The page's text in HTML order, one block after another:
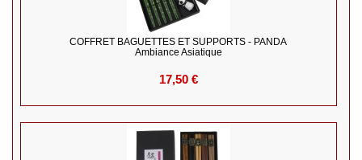
COFFRET BAGUETTES ET SUPPORTS - PANDA
Ambiance Asiatique
17,50 €